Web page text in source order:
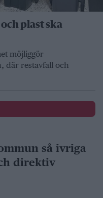
plast ska
möjliggör
där restavfall och
så ivriga
direktiv